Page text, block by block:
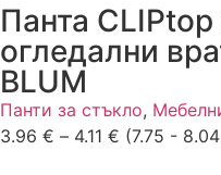
Панта CLIPtop
огледални
BLUM
Панти за стъкло,
3.96 € – 4.11 € (7.75 -